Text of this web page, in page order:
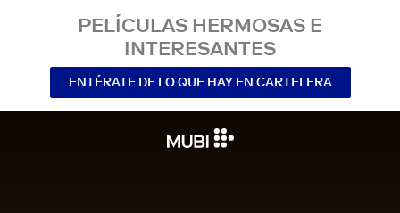
PELÍCULAS HERMOSAS E
INTERESANTES
ENTÉRATE DE LO QUE HAY EN CARTELERA